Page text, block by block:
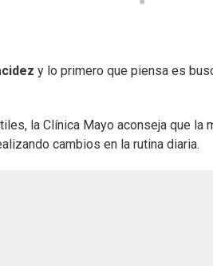
y lo primero que piensa es
la Clínica Mayo aconseja que la
cambios en la rutina diaria.